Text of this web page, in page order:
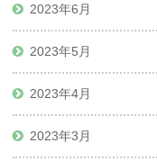
2023年6月
2023年5月
2023年4月
2023年3月